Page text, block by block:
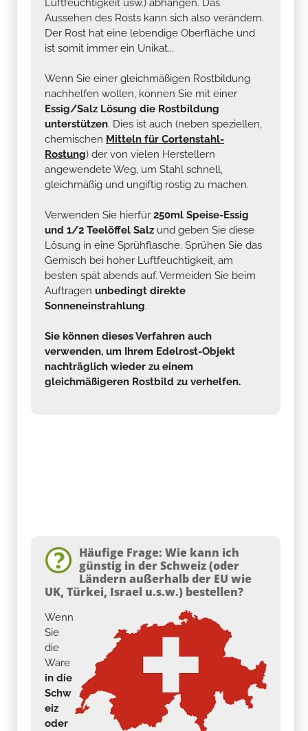
Luftfeuchtigkeit usw.) abhängen. Das
Aussehen des Rosts kann sich also verändern.
Der Rost hat eine lebendige Oberfläche und
ist somit immer ein Unikat...
Wenn Sie einer gleichmäßigen Rostbildung
nachhelfen wollen, können Sie mit einer
Essig/Salz Lösung die Rostbildung
unterstützen. Dies ist auch (neben speziellen,
chemischen Mitteln für Cortenstahl-
Rostung) der von vielen Herstellern
angewendete Weg, um Stahl schnell,
gleichmäßig und ungiftig rostig zu machen.
Verwenden Sie hierfür 250ml Speise-Essig
und 1/2 Teelöffel Salz und geben Sie diese
Lösung in eine Sprühflasche. Sprühen Sie das
Gemisch bei hoher Luftfeuchtigkeit, am
besten spät abends auf. Vermeiden Sie beim
Auftragen unbedingt direkte
Sonneneinstrahlung.
Sie können dieses Verfahren auch
verwenden, um Ihrem Edelrost-Objekt
nachträglich wieder zu einem
gleichmäßigeren Rostbild zu verhelfen.
Häufige Frage: Wie kann ich
günstig in der Schweiz (oder
Ländern außerhalb der EU wie
UK, Türkei, Israel u.s.w.) bestellen?
Wenn
Sie
die
Ware
in die
Schw
eiz
oder